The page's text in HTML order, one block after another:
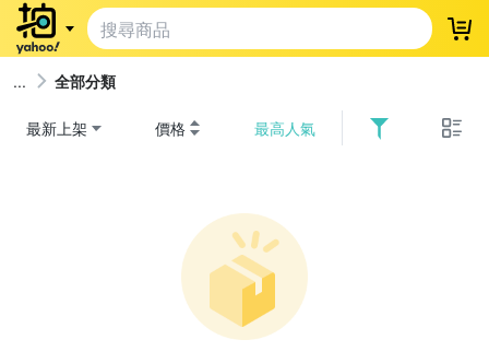
登
全部分類
最新上架 價格 最高人氣